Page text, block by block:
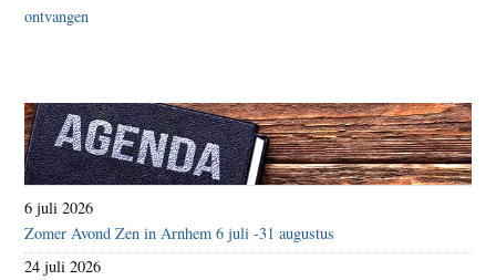
6 juli 2026
Zomer Avond Zen in Arnhem 6 juli -31 augustus
24 juli 2026